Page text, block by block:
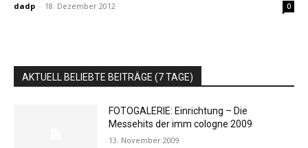
dadp - 18. Dezember 2012 0
AKTUELL BELIEBTE BEITRÄGE (7 TAGE)
FOTOGALERIE: Einrichtung – Die
Messehits der imm cologne 2009
13. November 2009